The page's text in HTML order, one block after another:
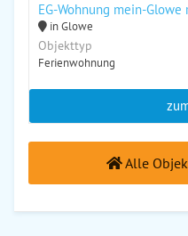
EG-Wohnung mein-Glowe
in Glowe
Objekttyp
Ferienwohnung
Alle